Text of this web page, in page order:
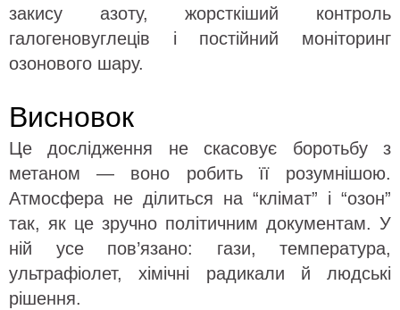
закису азоту, жорсткіший контроль
галогеновуглеців і постійний моніторинг
озонового шару.
Висновок
Це дослідження не скасовує боротьбу з
метаном — воно робить її розумнішою.
Атмосфера не ділиться на “клімат” і “озон”
так, як це зручно політичним документам. У
ній усе пов’язано: гази, температура,
ультрафіолет, хімічні радикали й людські
рішення.